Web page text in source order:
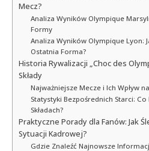
Mecz?
Analiza Wyników Olympique
Formy
Analiza Wyników Olympique Lyon:
Ostatnia Forma?
Historia Rywalizacji „Choc des
Składy
Najważniejsze Mecze i Ich Wpływ
Statystyki Bezpośrednich Starci:
Składach?
Praktyczne Porady dla Fanów: Jak
Sytuacji Kadrowej?
Gdzie Znaleźć Najnowsze